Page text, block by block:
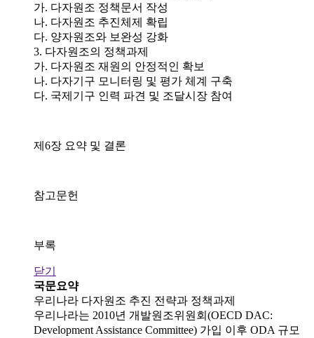
가. 다자원조 정책문서 작성
나. 다자원조 추진체제 확립
다. 양자원조와 보완성 강화
3. 다자원조의 정책과제
가. 다자원조 재원의 안정적인 확보
나. 다자기구 모니터링 및 평가 체계 구축
다. 국제기구 인력 파견 및 조달시장 참여
제6장 요약 및 결론
참고문헌
부록
닫기
국문요약
우리나라 다자원조 추진 전략과 정책과제
우리나라는 2010년 개발원조위원회(OECD DAC:
Development Assistance Committee) 가입 이후 ODA 규모